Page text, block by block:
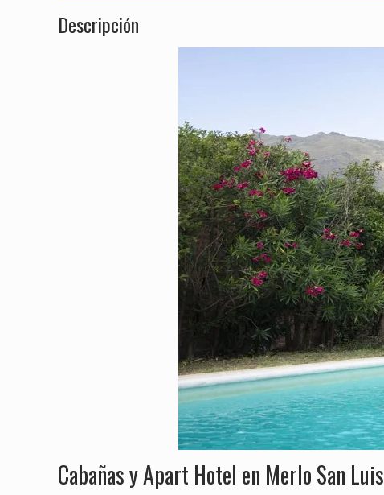
Descripción
Cabañas y Apart Hotel en Merlo San Luis